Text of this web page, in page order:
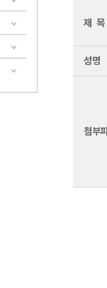
제 목
성명
첨부